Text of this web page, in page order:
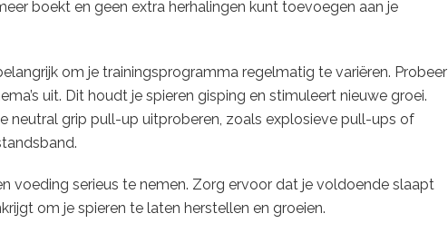
boekt en geen extra herhalingen kunt toevoegen aan je
om je trainingsprogramma regelmatig te variëren. Probeer
uit. Dit houdt je spieren gisping en stimuleert nieuwe groei.
neutral grip pull-up uitproberen, zoals explosieve pull-ups of
voeding serieus te nemen. Zorg ervoor dat je voldoende slaapt
om je spieren te laten herstellen en groeien.